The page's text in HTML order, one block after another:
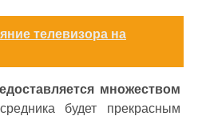
телевизора на
множеством
будет прекрасным